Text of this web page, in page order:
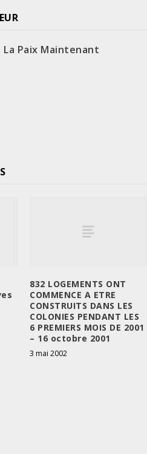
La Paix Maintenant
832 LOGEMENTS ONT
COMMENCE A ETRE
CONSTRUITS DANS LES
COLONIES PENDANT LES
6 PREMIERS MOIS DE 2001
– 16 octobre 2001
3 mai 2002